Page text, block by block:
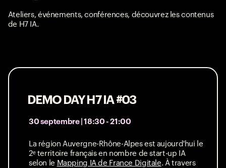
Ateliers, événements, conférences, découvrez les contenus
de H7 IA.
DEMO DAY H7 IA #03
30 septembre | 18:30 - 21:00
La région Auvergne-Rhône-Alpes est aujourd'hui le
2ᵉ territoire français en nombre de start-up IA
selon le Mapping IA de France Digitale. À travers